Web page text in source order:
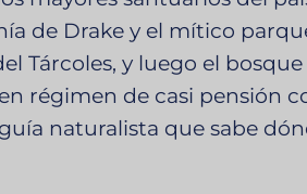
de Drake y el mítico
Tárcoles, y luego el
régimen de casi pensión
naturalista que sabe